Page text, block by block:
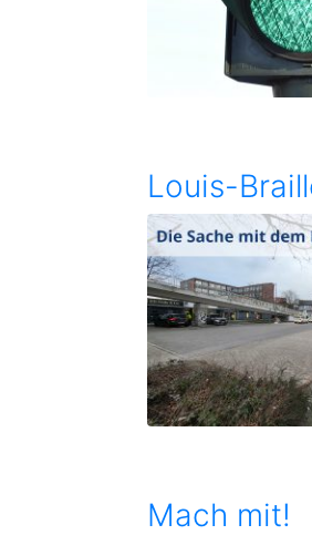
Louis-
Mach mit!